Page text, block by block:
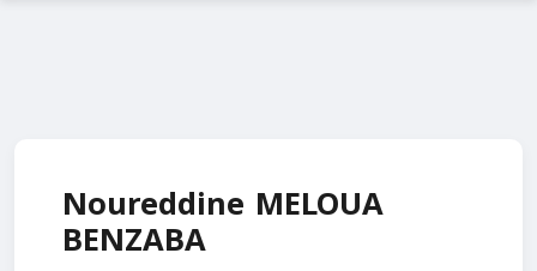
Noureddine MELOUA
BENZABA